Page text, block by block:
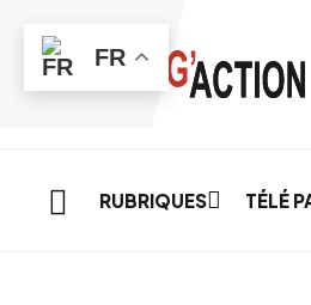
RUBRIQUES TÉLÉ
FR